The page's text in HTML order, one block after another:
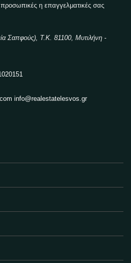
η επαγγελματικές σας
Σαπφούς), Τ.Κ. 81100, Μυτιλήνη -
info@realestatelesvos.gr